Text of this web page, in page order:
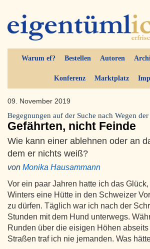
Warum ef? Bestellen Autoren
Konferenz Marktplatz
09. November 2019
Begegnungen auf der Suche nach Wegen
Gefährten, nicht Feinde
Wie kann einer ablehnen oder an
dem er nichts weiß?
von Monika Hausammann
Vor ein paar Jahren hatte ich das
Winters eine Hütte in den Schweizer
zu dürfen. Täglich war ich nach der
Stunden mit dem Hund unterwegs.
Runden über die eisigen Höhen abseits
Straßen traf ich nie jemanden. Was